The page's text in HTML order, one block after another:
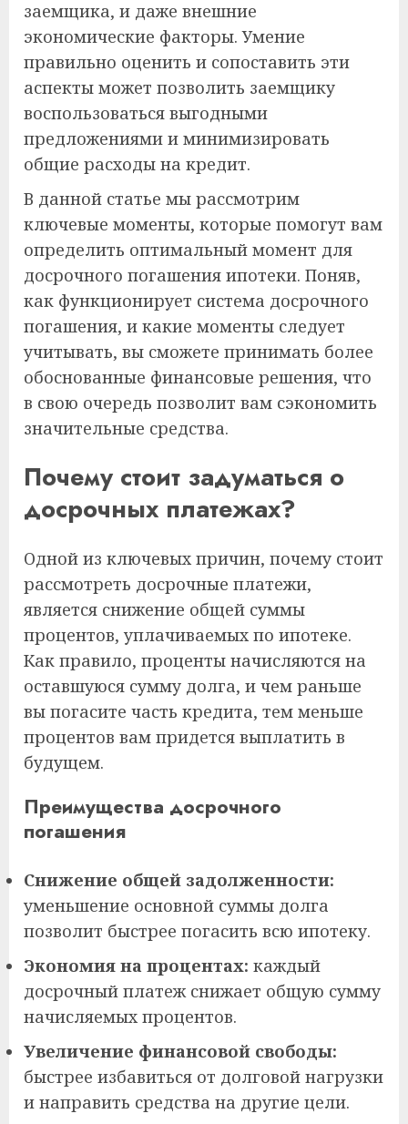
заемщика, и даже внешние
экономические факторы. Умение
правильно оценить и сопоставить эти
аспекты может позволить заемщику
воспользоваться выгодными
предложениями и минимизировать
общие расходы на кредит.
В данной статье мы рассмотрим
ключевые моменты, которые помогут вам
определить оптимальный момент для
досрочного погашения ипотеки. Поняв,
как функционирует система досрочного
погашения, и какие моменты следует
учитывать, вы сможете принимать более
обоснованные финансовые решения, что
в свою очередь позволит вам сэкономить
значительные средства.
Почему стоит задуматься о
досрочных платежах?
Одной из ключевых причин, почему стоит
рассмотреть досрочные платежи,
является снижение общей суммы
процентов, уплачиваемых по ипотеке.
Как правило, проценты начисляются на
оставшуюся сумму долга, и чем раньше
вы погасите часть кредита, тем меньше
процентов вам придется выплатить в
будущем.
Преимущества досрочного
погашения
Снижение общей задолженности:
уменьшение основной суммы долга
позволит быстрее погасить всю ипотеку.
Экономия на процентах: каждый
досрочный платеж снижает общую сумму
начисляемых процентов.
Увеличение финансовой свободы:
быстрее избавиться от долговой нагрузки
и направить средства на другие цели.